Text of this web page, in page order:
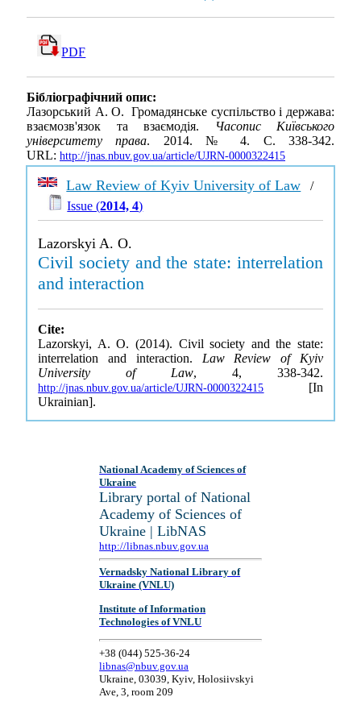
PDF
Бібліографічний опис:
Лазорський А. О. Громадянське суспільство і держава:
взаємозв'язок та взаємодія. Часопис Київського
університету права. 2014. № 4. С. 338-342.
URL: http://jnas.nbuv.gov.ua/article/UJRN-0000322415
Law Review of Kyiv University of Law /
Issue (2014, 4)
Lazorskyi A. O.
Civil society and the state: interrelation
and interaction
Cite:
Lazorskyi, A. O. (2014). Civil society and the state:
interrelation and interaction. Law Review of Kyiv
University of Law, 4, 338-342.
http://jnas.nbuv.gov.ua/article/UJRN-0000322415 [In
Ukrainian].
National Academy of Sciences of
Ukraine
Library portal of National
Academy of Sciences of
Ukraine | LibNAS
http://libnas.nbuv.gov.ua
Vernadsky National Library of
Ukraine (VNLU)
Institute of Information
Technologies of VNLU
+38 (044) 525-36-24
libnas@nbuv.gov.ua
Ukraine, 03039, Kyiv, Holosiivskyi
Ave, 3, room 209